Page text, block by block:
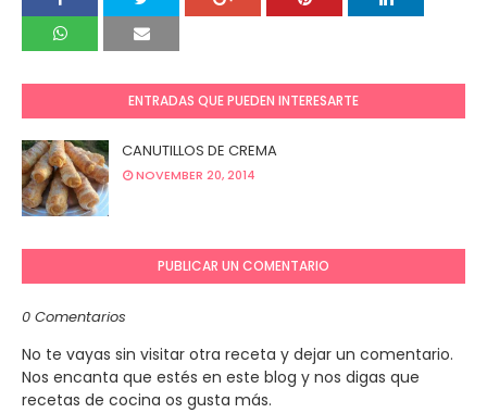
ENTRADAS QUE PUEDEN INTERESARTE
CANUTILLOS DE CREMA
NOVEMBER 20, 2014
PUBLICAR UN COMENTARIO
0 Comentarios
No te vayas sin visitar otra receta y dejar un comentario.
Nos encanta que estés en este blog y nos digas que
recetas de cocina os gusta más.